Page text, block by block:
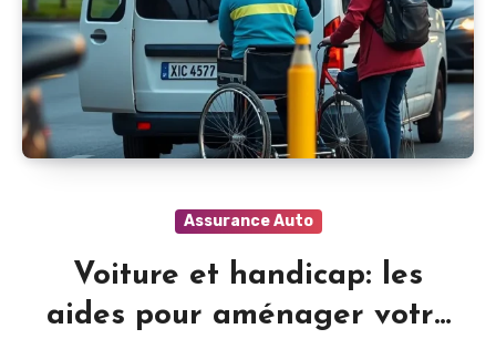
Assurance Auto
Voiture et handicap: les
aides pour aménager votre